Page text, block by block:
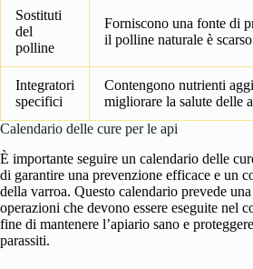
Sostituti
del
polline
Forniscono una fonte di
il polline naturale è
Integratori
specifici
Contengono nutrienti
migliorare la salute delle
Calendario delle cure per le api
È importante seguire un calendario delle
di garantire una prevenzione efficace e un
della varroa. Questo calendario prevede
operazioni che devono essere eseguite nel
fine di mantenere l’apiario sano e
parassiti.